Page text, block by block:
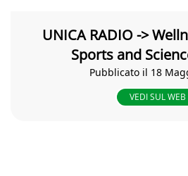
UNICA RADIO ->
Sports and
Pubblicato il 18
VEDI SUL WEB